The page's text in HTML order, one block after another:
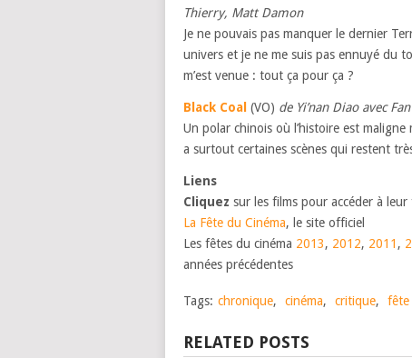
Thierry, Matt Damon
Je ne pouvais pas manquer le dernier
univers et je ne me suis pas ennuyé du
m’est venue : tout ça pour ça ?
Black Coal (VO) de Yi’nan Diao avec
Un polar chinois où l’histoire est
a surtout certaines scènes qui restent
Liens
Cliquez sur les films pour accéder à leur
La Fête du Cinéma, le site officiel
Les fêtes du cinéma 2013, 2012, 2011 ,
années précédentes
Tags: chronique, cinéma, critique, fête
RELATED POSTS